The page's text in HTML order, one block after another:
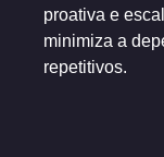
proativa e
minimiza a
repetitivos.